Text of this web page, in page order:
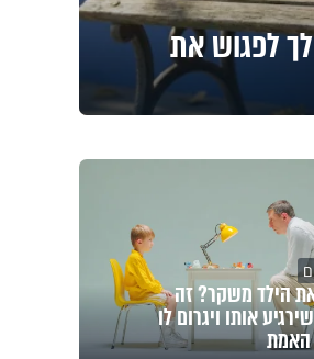
לפגוש את
הילד משקר? זה
אותו ויגרום לו
האמת